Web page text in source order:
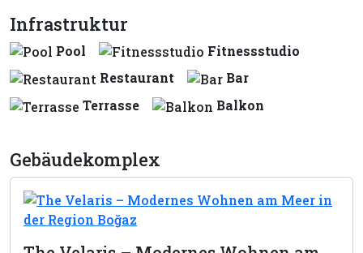
Infrastruktur
Pool
Fitnessstudio
Restaurant
Bar
Terrasse
Balkon
Gebäudekomplex